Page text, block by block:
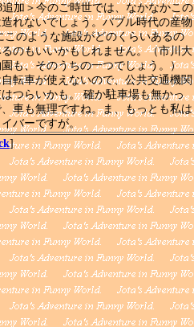
加＞今のご時世では、なかなかこの
れないでしょう。バブル時代の産物
このような施設がどのくらいあるの
のもいいかもしれません。（市川大
も、そのうちの一つでしょう。）
転車が使えないので、公共交通機関
つらいかも。 確か駐車場も無かっ
車も無理ですね。ま、もっとも私は
バーですが。
]